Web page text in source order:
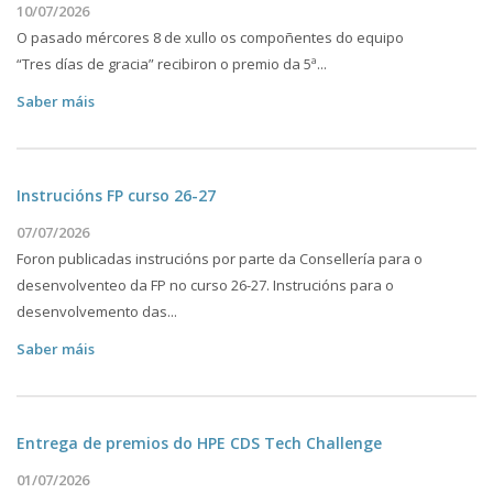
10/07/2026
O pasado mércores 8 de xullo os compoñentes do equipo
“Tres días de gracia” recibiron o premio da 5ª...
Saber máis
Instrucións FP curso 26-27
07/07/2026
Foron publicadas instrucións por parte da Consellería para o
desenvolventeo da FP no curso 26-27. Instrucións para o
desenvolvemento das...
Saber máis
Entrega de premios do HPE CDS Tech Challenge
01/07/2026